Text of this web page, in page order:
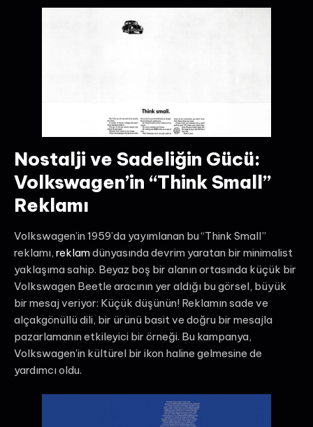
Nostalji ve Sadeliğin Gücü:
Volkswagen’in “Think Small”
Reklamı
Volkswagen’in 1959’da yayımlanan bu “Think Small”
reklamı, reklamdünyasında devrim yaratan bir minimalist
yaklaşıma sahip. Beyaz boş bir alanın ortasında küçük bir
Volkswagen Beetle aracının yer aldığı bu görsel, büyük
bir mesaj veriyor: Küçük düşünün! Reklamın sade ve
alçakgönüllü dili, bir ürünü basit ve doğru bir mesajla
pazarlamanın etkileyici bir örneği. Bu kampanya,
Volkswagen’in kültürel bir ikon haline gelmesine de
yardımcı oldu.